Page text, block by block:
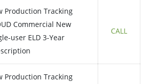
Production Tracking
Commercial New
user ELD 3-Year
CALL
Production Tracking